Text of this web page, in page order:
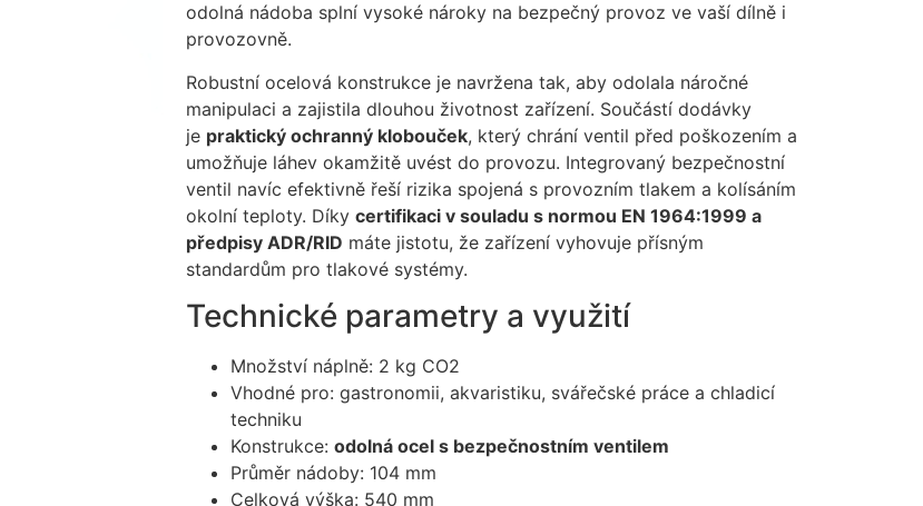
odolná nádoba splní vysoké nároky na bezpečný provoz ve vaší dílně i
provozovně.
Robustní ocelová konstrukce je navržena tak, aby odolala náročné
manipulaci a zajistila dlouhou životnost zařízení. Součástí dodávky
je praktický ochranný klobouček, který chrání ventil před poškozením a
umožňuje láhev okamžitě uvést do provozu. Integrovaný bezpečnostní
ventil navíc efektivně řeší rizika spojená s provozním tlakem a kolísáním
okolní teploty. Díky certifikaci v souladu s normou EN 1964:1999 a
předpisy ADR/RID máte jistotu, že zařízení vyhovuje přísným
standardům pro tlakové systémy.
Technické parametry a využití
Množství náplně: 2 kg CO2
Vhodné pro: gastronomii, akvaristiku, svářečské práce a chladicí
techniku
Konstrukce: odolná ocel s bezpečnostním ventilem
Průměr nádoby: 104 mm
Celková výška: 540 mm